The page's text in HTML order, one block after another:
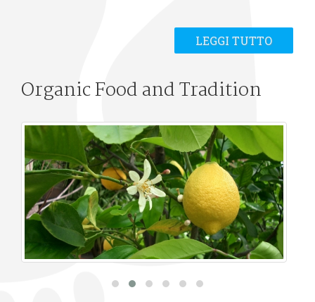
LEGGI TUTTO
Organic Food and Tradition